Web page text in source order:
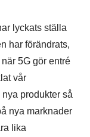
lyckats ställa
har förändrats,
5G gör entré
vår
produkter så
nya marknader
lika